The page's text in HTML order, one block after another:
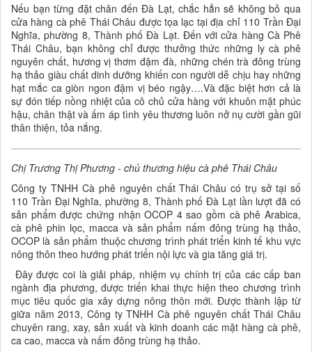
Nếu bạn từng đặt chân đến Đà Lạt, chắc hẳn sẽ không bỏ qua
cửa hàng cà phê Thái Châu được tọa lạc tại địa chỉ 110 Trần Đại
Nghĩa, phường 8, Thành phố Đà Lạt. Đến với cửa hàng Cà Phê
Thái Châu, bạn không chỉ được thưởng thức những ly cà phê
nguyên chất, hương vị thơm đậm đà, những chén trà đông trùng
hạ thảo giàu chất dinh dưỡng khiến con người dễ chịu hay những
hạt mắc ca giòn ngon đậm vị béo ngậy….Và đặc biệt hơn cả là
sự đón tiếp nồng nhiệt của cô chủ cửa hàng với khuôn mặt phúc
hậu, chân thật và ấm áp tình yêu thương luôn nở nụ cười gần gũi
thân thiện, tỏa nắng.
Chị Trương Thị Phương - chủ thương hiệu cà phê Thái Châu
Công ty TNHH Cà phê nguyên chất Thái Châu có trụ sở tại số
110 Trần Đại Nghĩa, phường 8, Thành phố Đà Lạt lần lượt đã có
sản phẩm được chứng nhận OCOP 4 sao gồm cà phê Arabica,
cà phê phin lọc, macca và sản phẩm nấm đông trùng hạ thảo,
OCOP là sản phẩm thuộc chương trình phát triển kinh tế khu vực
nông thôn theo hướng phát triển nội lực và gia tăng giá trị.
Đây được coi là giải pháp, nhiệm vụ chính trị của các cấp ban
ngành địa phương, được triển khai thực hiện theo chương trình
mục tiêu quốc gia xây dựng nông thôn mới. Được thành lập từ
giữa năm 2013, Công ty TNHH Cà phê nguyên chất Thái Châu
chuyên rang, xay, sản xuất và kinh doanh các mặt hàng cà phê,
ca cao, macca và nấm đông trùng hạ thảo.